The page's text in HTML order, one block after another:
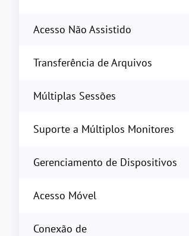
Acesso Não Assistido
Transferência de Arquivos
Múltiplas Sessões
Suporte a Múltiplos Monitores
Gerenciamento de Dispositivos
Acesso Móvel
Conexão de